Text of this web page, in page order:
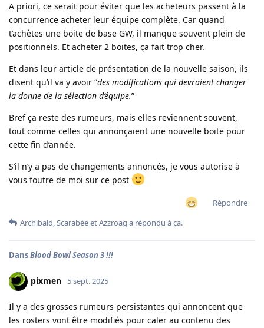
A priori, ce serait pour éviter que les acheteurs passent à la
concurrence acheter leur équipe complète. Car quand
t’achètes une boite de base GW, il manque souvent plein de
positionnels. Et acheter 2 boites, ça fait trop cher.
Et dans leur article de présentation de la nouvelle saison, ils
disent qu’il va y avoir “des modifications qui devraient changer
la donne de la sélection d’équipe.”
Bref ça reste des rumeurs, mais elles reviennent souvent,
tout comme celles qui annonçaient une nouvelle boite pour
cette fin d’année.
S’il n’y a pas de changements annoncés, je vous autorise à
vous foutre de moi sur ce post
Répondre
Archibald,ScarabéeetAzzroag a répondu à ça.
DansBlood Bowl Season 3 !!!
pixmen 5 sept. 2025
Il y a des grosses rumeurs persistantes qui annoncent que
les rosters vont être modifiés pour caler au contenu des